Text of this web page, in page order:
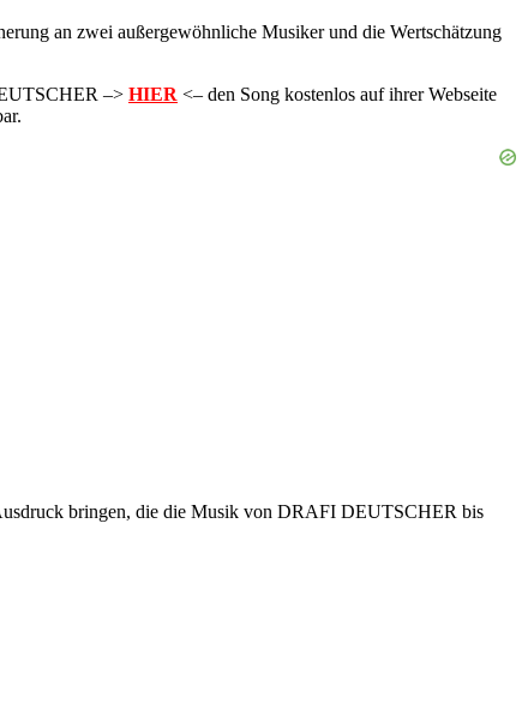
an zwei außergewöhnliche Musiker und die Wertschätzung
–> HIER <– den Song kostenlos auf ihrer Webseite
bringen, die die Musik von DRAFI DEUTSCHER bis